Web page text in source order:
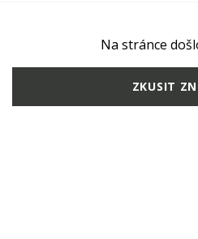
Na stránce
ZKUSIT